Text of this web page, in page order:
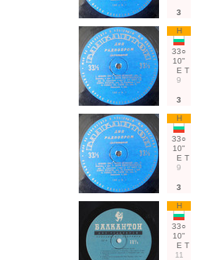
3
Н
33○
10"
Е Т
9
3
Н
33○
10"
Е Т
9
3
Н
33○
10"
Е Т
11